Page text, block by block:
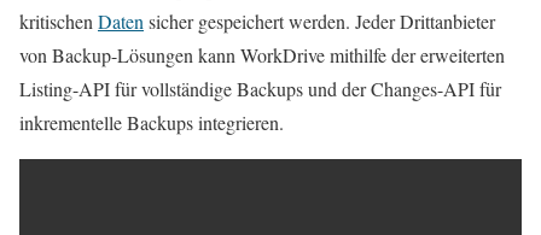
kritischen Daten sicher gespeichert werden. Jeder Drittanbieter
von Backup-Lösungen kann WorkDrive mithilfe der erweiterten
Listing-API für vollständige Backups und der Changes-API für
inkrementelle Backups integrieren.